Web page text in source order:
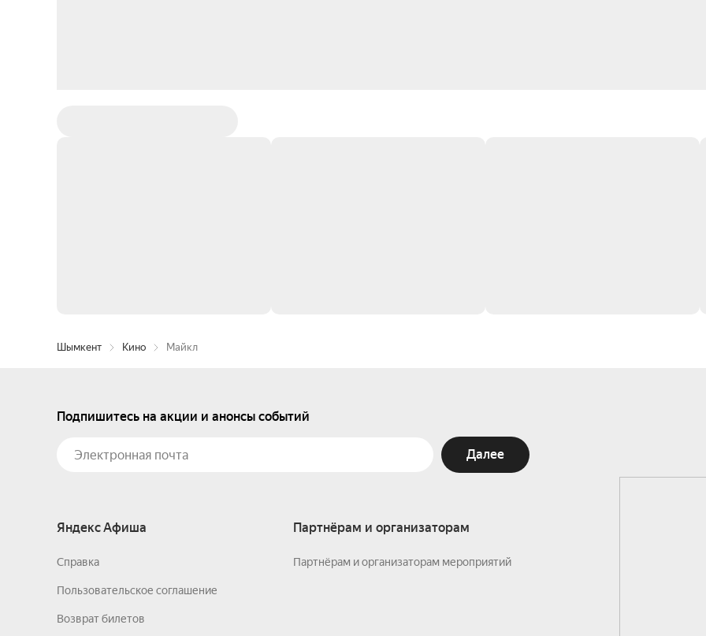
Шымкент Кино Майкл
Подпишитесь на акции и анонсы событий
Далее
Яндекс Афиша
Справка
Пользовательское соглашение
Возврат билетов
Партнёрам и организаторам
Партнёрам и организаторам мероприятий